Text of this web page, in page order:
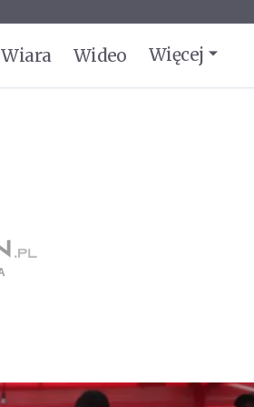
Wiara Wideo Więcej